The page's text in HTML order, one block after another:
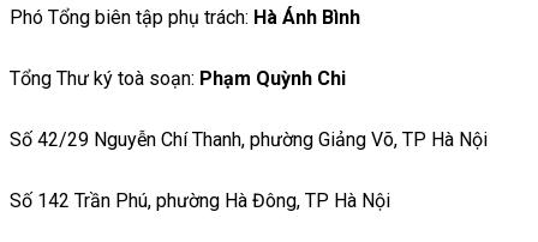
Phó Tổng biên tập phụ trách: Hà Ánh Bình
Tổng Thư ký toà soạn: Phạm Quỳnh Chi
Số 42/29 Nguyễn Chí Thanh, phường Giảng Võ, TP Hà Nội
Số 142 Trần Phú, phường Hà Đông, TP Hà Nội